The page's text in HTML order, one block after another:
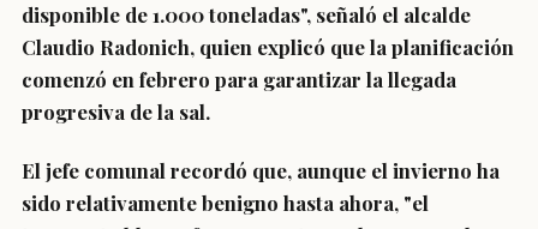
disponible de 1.000 toneladas", señaló el alcalde
Claudio Radonich, quien explicó que la planificación
comenzó en febrero para garantizar la llegada
progresiva de la sal.
El jefe comunal recordó que, aunque el invierno ha
sido relativamente benigno hasta ahora, "el